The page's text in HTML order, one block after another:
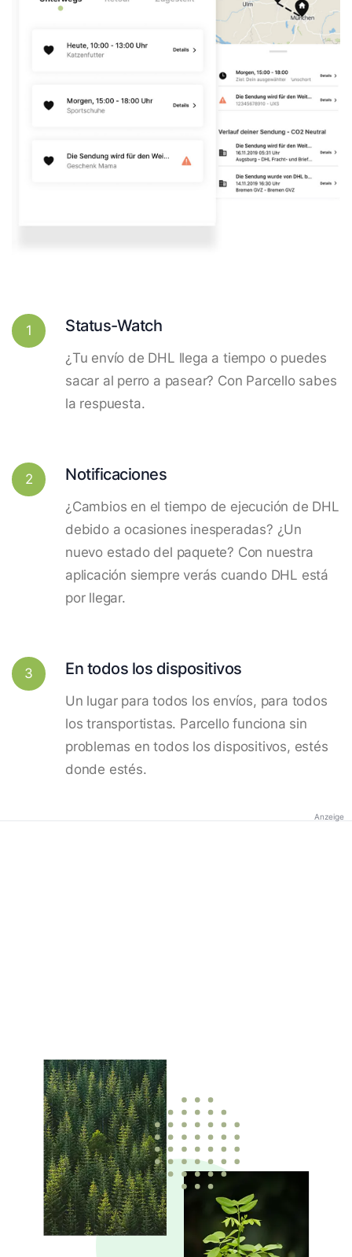
1 Status-Watch
¿Tu envío de DHL llega a tiempo o puedes
sacar al perro a pasear? Con Parcello sabes
la respuesta.
2 Notificaciones
¿Cambios en el tiempo de ejecución de DHL
debido a ocasiones inesperadas? ¿Un
nuevo estado del paquete? Con nuestra
aplicación siempre verás cuando DHL está
por llegar.
3 En todos los dispositivos
Un lugar para todos los envíos, para todos
los transportistas. Parcello funciona sin
problemas en todos los dispositivos, estés
donde estés.
Anzeige